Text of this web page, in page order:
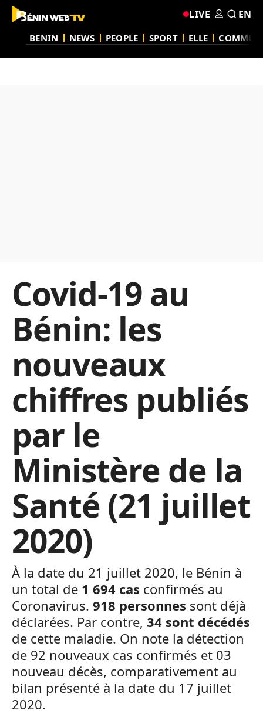
BENIN NEWS PEOPLE SPORT ELLE
LIVE EN
Covid-19 au
Bénin: les
nouveaux
chiffres publiés
par le
Ministère de la
Santé (21 juillet
2020)
À la date du 21 juillet 2020, le Bénin à
un total de 1 694 cas confirmés au
Coronavirus. 918 personnes sont déjà
déclarées. Par contre, 34 sont décédés
de cette maladie. On note la détection
de 92 nouveaux cas confirmés et 03
nouveau décès, comparativement au
bilan présenté à la date du 17 juillet
2020.